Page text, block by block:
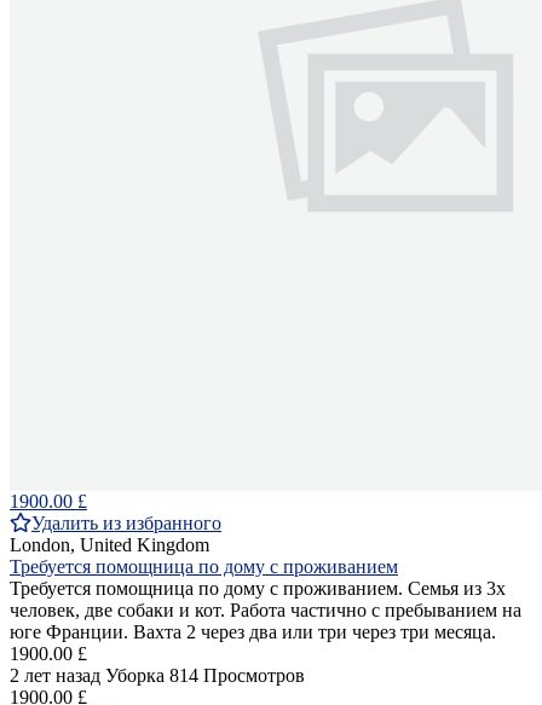
1900.00 £
Удалить из избранного
London, United Kingdom
Требуется помощница по дому с проживанием
Требуется помощница по дому с проживанием. Семья из 3х
человек, две собаки и кот. Работа частично с пребыванием на
юге Франции. Вахта 2 через два или три через три месяца.
1900.00 £
2 лет назад Уборка 814 Просмотров
1900.00 £